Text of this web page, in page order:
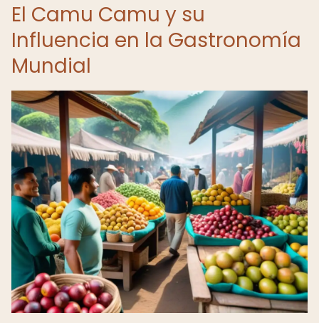
El Camu Camu y su
Influencia en la Gastronomía
Mundial